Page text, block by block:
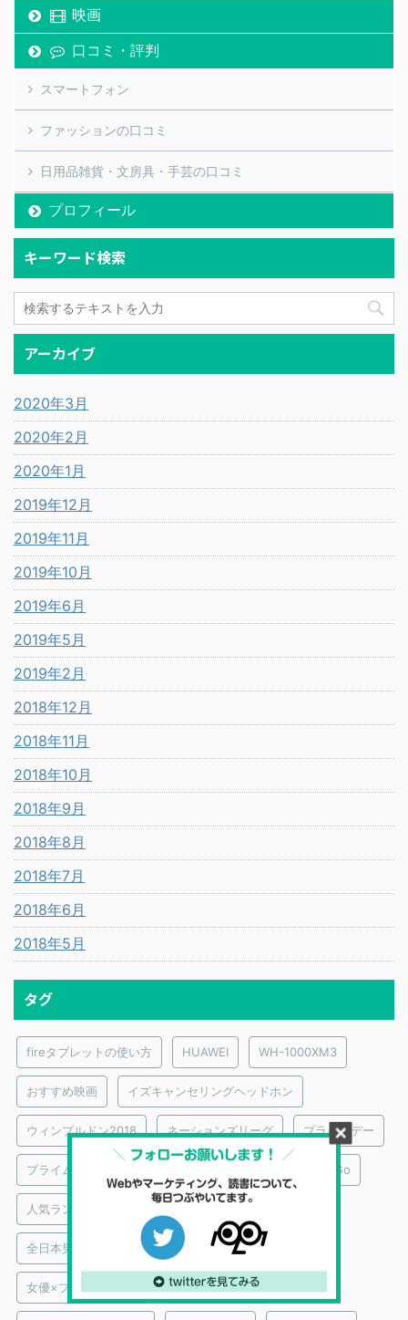
映画
口コミ・評判
スマートフォン
ファッションの口コミ
日用品雑貨・文房具・手芸の口コミ
プロフィール
キーワード検索
アーカイブ
2020年3月
2020年2月
2020年1月
2019年12月
2019年11月
2019年10月
2019年6月
2019年5月
2019年2月
2018年12月
2018年11月
2018年10月
2018年9月
2018年8月
2018年7月
2018年6月
2018年5月
タグ
fireタブレットの使い方 HUAWEI WH-1000XM3
おすすめ映画 イズキャンセリングヘッドホン
ウィンブルドン2018 ネーションズリーグ プライムデー
プライムビデオ｜おすすめ映画監督 メンタリストDaiGo
人気ランキング
全日本男子バレーボール 大泉洋
女優×プライムビデオ 実際に買ってみた